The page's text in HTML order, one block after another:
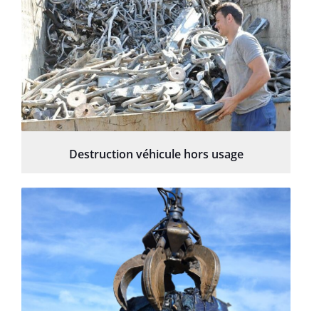
Destruction véhicule hors usage